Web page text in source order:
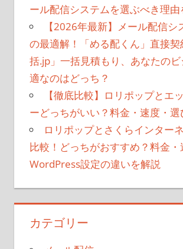
ール配信システムを選ぶべき理
【2026年最新】メール配信シ
の最適解！「める配くん」直接契
括.jp」一括見積もり、あなたの
適なのはどっち？
【徹底比較】ロリポップとエ
ーどっちがいい？料金・速度・
ロリポップとさくらインター
比較！どっちがおすすめ？料金・
WordPress設定の違いを解説
カテゴリー